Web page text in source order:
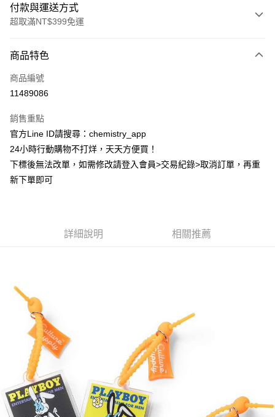
付款與運送方式
超取滿NT$399免運
信用卡一次付款
超商取貨付款
Apple Pay
街口支付
悠遊付
付款後全家取貨
每筆NT$60，滿NT$399(含以上)免運費
7-11取貨付款
每筆NT$60，滿NT$399(含以上)免運費
付款後7-11取貨
每筆NT$60，滿NT$399(含以上)免運費
順豐快遞宅配
商品特色
商品編號
11489086
銷售重點
官方Line ID請搜尋：chemistry_app
24小時行動購物不打烊，天天方便買！
下標後無法改單，如需修改請登入會員>交易紀錄>取消訂單，再重
新下單即可
詳細說明 相關推薦